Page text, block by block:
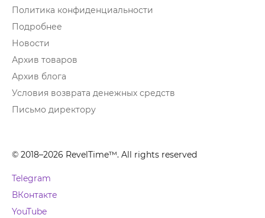
Политика конфиденциальности
Подробнее
Новости
Архив товаров
Архив блога
Условия возврата денежных средств
Письмо директору
© 2018–2026 RevelTime™. All rights reserved
Telegram
ВКонтакте
YouTube